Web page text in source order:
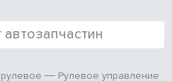
автозапчастин
Рулевое управление